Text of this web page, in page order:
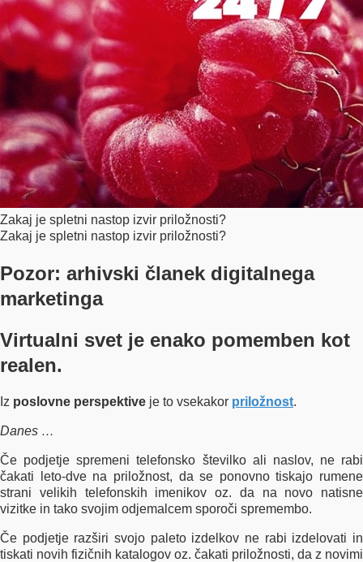
Zakaj je spletni nastop izvir priložnosti?
Zakaj je spletni nastop izvir priložnosti?
Pozor: arhivski članek digitalnega
marketinga
Virtualni svet je enako pomemben kot
realen.
Iz poslovne perspektive je to vsekakor priložnost.
Danes …
Če podjetje spremeni telefonsko številko ali naslov, ne rabi
čakati leto-dve na priložnost, da se ponovno tiskajo rumene
strani velikih telefonskih imenikov oz. da na novo natisne
vizitke in tako svojim odjemalcem sporoči spremembo.
Če podjetje razširi svojo paleto izdelkov ne rabi izdelovati in
tiskati novih fizičnih katalogov oz. čakati priložnosti, da z novimi